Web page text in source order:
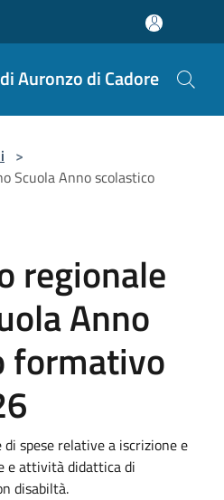
Auronzo di Cadore
>
Scuola Anno scolastico
regionale
Anno
formativo
spese relative a iscrizione e
e attività didattica di
disabiltà.